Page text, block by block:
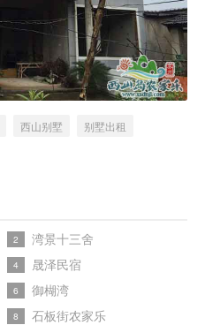
西山别墅 别墅出租
2 湾景十三舍
4 晟泽民宿
6 御楜湾
8 石板街农家乐